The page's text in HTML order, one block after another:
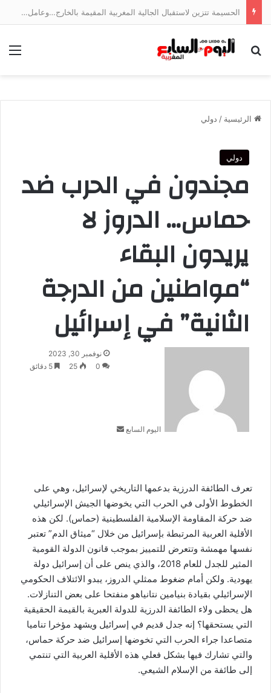
الحسيمة تتزين لاستقبال الجالية المغربية المقيمة بالخارج…وعامل الإقليم يتابع الأشغال ميدانياً
بحث عن
الرئيسية / دولي
دولي
مجندون في الحرب ضد
حماس… الدروز لا
يريدون البقاء
“مواطنين من الدرجة
الثانية” في إسرائيل
اليوم السابع
أرسل
بريدا
نوفمبر 30, 2023
0
25
تعرف الطائفة الدرزية بدعمها التاريخي لإسرائيل، وهي على
الخطوط الأولى في الحرب التي يخوضها الجيش الإسرائيلي
ضد حركة المقاومة الإسلامية الفلسطينية (حماس). لكن هذه
الأقلية العربية المرتبطة بإسرائيل من خلال “ميثاق الدم” تعتبر
نفسها مهمشة وتتعرض للتمييز بموجب قانون الدولة القومية
المثير للجدل للعام 2018، والذي ينص على أن إسرائيل دولة
يهودية. ولكن أمام ضغوط ممثلي الدروز، يبدو الائتلاف الحكومي
الإسرائيلي بقيادة بنيامين نتانياهو منفتحا على بعض التنازلات.
هل يحظى ولاء الطائفة الدرزية للدولة العبرية بالقيمة الحقيقية
التي يستحقها؟ إنه جدل قديم في إسرائيل ويشهد مؤخرا تناميا
متصاعدا جراء الحرب التي تخوضها إسرائيل ضد حركة حماس،
والتي تشارك فيها بشكل فعلي هذه الأقلية العربية التي تنتمي
إلى طائفة من الإسلام الشيعي.